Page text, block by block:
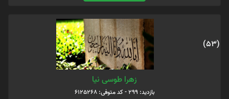
(53)
زهرا طوسی نیا
بازدید: 299 - کد متوفی: 6125268